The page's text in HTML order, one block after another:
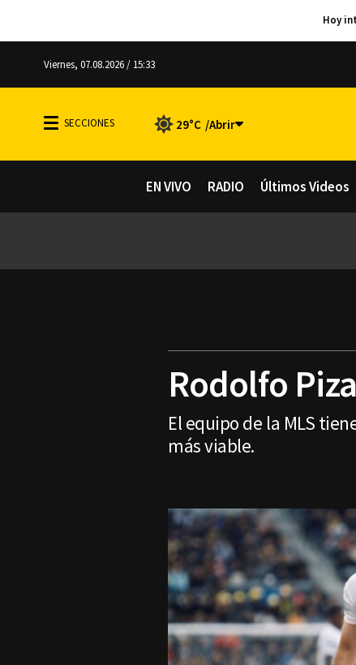
Viernes, 07.08.2026 / 15:33
29°C
EN VIVO RADIO Últimos Videos
Rodolfo
El equipo de la MLS
más viable.